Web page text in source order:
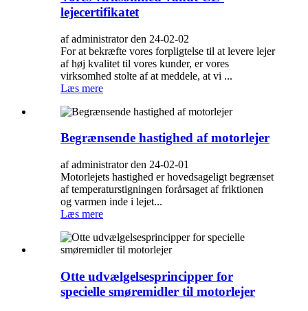
lejecertifikatet
af administrator den 24-02-02
For at bekræfte vores forpligtelse til at levere lejer
af høj kvalitet til vores kunder, er vores
virksomhed stolte af at meddele, at vi ...
Læs mere
Begrænsende hastighed af motorlejer
af administrator den 24-02-01
Motorlejets hastighed er hovedsageligt begrænset
af temperaturstigningen forårsaget af friktionen
og varmen inde i lejet...
Læs mere
Otte udvælgelsesprincipper for
specielle smøremidler til motorlejer